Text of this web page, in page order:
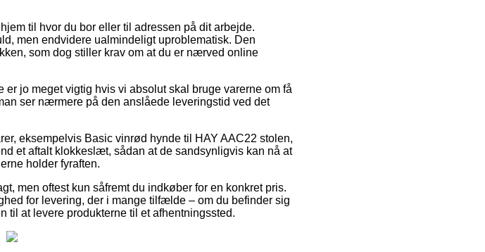
til hvor du bor eller til adressen på dit arbejde.
men endvidere ualmindeligt uproblematisk. Den
som dog stiller krav om at du er nærved online
jo meget vigtig hvis vi absolut skal bruge varerne om få
ser nærmere på den anslåede leveringstid ved det
eksempelvis Basic vinrød hynde til HAY AAC22 stolen,
et aftalt klokkeslæt, sådan at de sandsynligvis kan nå at
holder fyraften.
men oftest kun såfremt du indkøber for en konkret pris.
for levering, der i mange tilfælde – om du befinder sig
til at levere produkterne til et afhentningssted.